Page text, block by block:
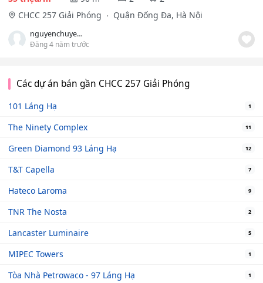
CHCC 257 Giải Phóng
Quận Đống Đa, Hà Nội
nguyenchuyen68
Đăng 4 năm trước
Các dự án bán gần CHCC 257 Giải Phóng
101 Láng Hạ 1
The Ninety Complex 11
Green Diamond 93 Láng Hạ 12
T&T Capella 7
Hateco Laroma 9
TNR The Nosta 2
Lancaster Luminaire 5
MIPEC Towers 1
Tòa Nhà Petrowaco - 97 Láng Hạ 1